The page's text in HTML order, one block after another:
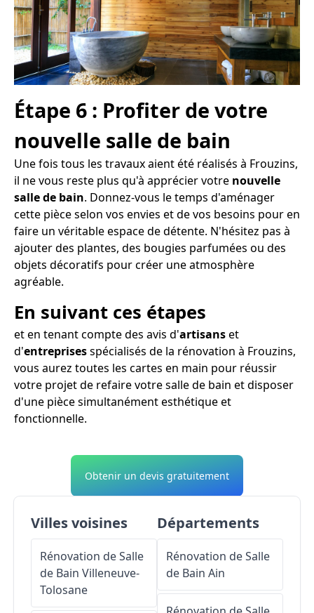
Étape 6 : Profiter de votre
nouvelle salle de bain
Une fois tous les travaux aient été réalisés à Frouzins,
il ne vous reste plus qu'à apprécier votre nouvelle
salle de bain. Donnez-vous le temps d'aménager
cette pièce selon vos envies et de vos besoins pour en
faire un véritable espace de détente. N'hésitez pas à
ajouter des plantes, des bougies parfumées ou des
objets décoratifs pour créer une atmosphère
agréable.
En suivant ces étapes
et en tenant compte des avis d'artisanset
d'entreprisesspécialisés de la rénovation à Frouzins,
vous aurez toutes les cartes en main pour réussir
votre projet de refaire votre salle de bain et disposer
d'une pièce simultanément esthétique et
fonctionnelle.
Obtenir un devis gratuitement
Villes voisines
Rénovation de Salle
de Bain Villeneuve-
Tolosane
Départements
Rénovation de Salle
de Bain Ain